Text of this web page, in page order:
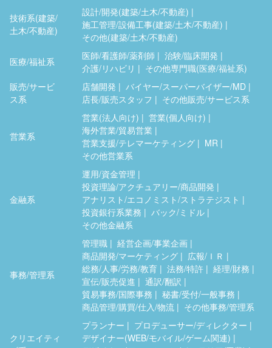
技術系(建築/
土木/不動産)
設計/開発(建築/土木/不動産)
施工管理/設備工事(建築/土木/不動産)
その他(建築/土木/不動産)
医療/福祉系
医師/看護師/薬剤師
治験/臨床開発
介護/リハビリ
その他専門職(医療/福祉系)
販売/サービ
ス系
店舗開発
バイヤー/スーパーバイザー/MD
店長/販売スタッフ
その他販売/サービス系
営業系
営業(法人向け)
営業(個人向け)
海外営業/貿易営業
営業支援/テレマーケティング
MR
その他営業系
金融系
運用/資金管理
投資理論/アクチュアリー/商品開発
アナリスト/エコノミスト/ストラテジスト
投資銀行系業務
バック/ミドル
その他金融系
事務/管理系
管理職
経営企画/事業企画
商品開発/マーケティング
広報/ＩＲ
総務/人事/労務/教育
法務/特許
経理/財務
宣伝/販売促進
通訳/翻訳
貿易事務/国際事務
秘書/受付/一般事務
商品管理/購買/仕入/物流
その他事務/管理系
クリエイティ
プランナー
プロデューサー/ディレクター
デザイナー(WEB/モバイル/ゲーム関連)